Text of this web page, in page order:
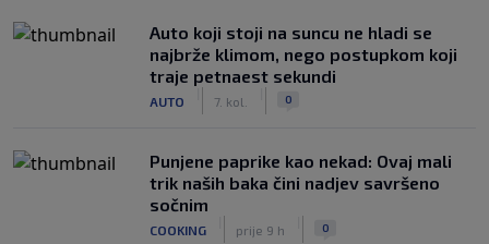
Auto koji stoji na suncu ne hladi se
najbrže klimom, nego postupkom koji
traje petnaest sekundi
AUTO 7. kol. 0
Punjene paprike kao nekad: Ovaj mali
trik naših baka čini nadjev savršeno
sočnim
COOKING prije 9 h 0